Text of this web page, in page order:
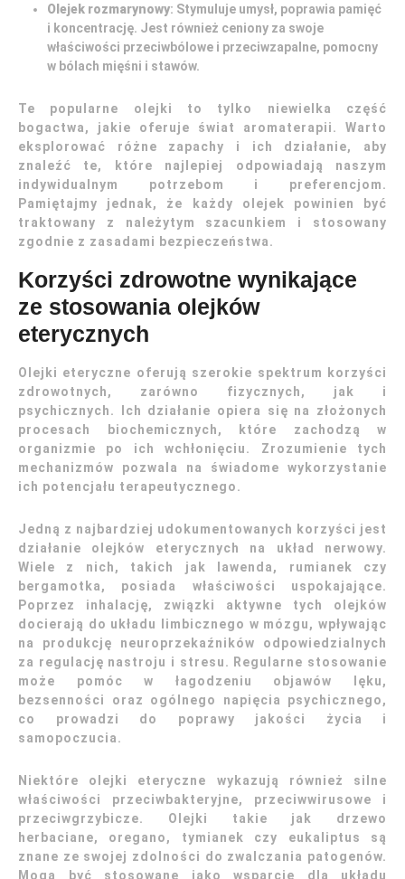
Olejek rozmarynowy: Stymuluje umysł, poprawia pamięć
i koncentrację. Jest również ceniony za swoje
właściwości przeciwbólowe i przeciwzapalne, pomocny
w bólach mięśni i stawów.
Te popularne olejki to tylko niewielka część
bogactwa, jakie oferuje świat aromaterapii. Warto
eksplorować różne zapachy i ich działanie, aby
znaleźć te, które najlepiej odpowiadają naszym
indywidualnym potrzebom i preferencjom.
Pamiętajmy jednak, że każdy olejek powinien być
traktowany z należytym szacunkiem i stosowany
zgodnie z zasadami bezpieczeństwa.
Korzyści zdrowotne wynikające
ze stosowania olejków
eterycznych
Olejki eteryczne oferują szerokie spektrum korzyści
zdrowotnych, zarówno fizycznych, jak i
psychicznych. Ich działanie opiera się na złożonych
procesach biochemicznych, które zachodzą w
organizmie po ich wchłonięciu. Zrozumienie tych
mechanizmów pozwala na świadome wykorzystanie
ich potencjału terapeutycznego.
Jedną z najbardziej udokumentowanych korzyści jest
działanie olejków eterycznych na układ nerwowy.
Wiele z nich, takich jak lawenda, rumianek czy
bergamotka, posiada właściwości uspokajające.
Poprzez inhalację, związki aktywne tych olejków
docierają do układu limbicznego w mózgu, wpływając
na produkcję neuroprzekaźników odpowiedzialnych
za regulację nastroju i stresu. Regularne stosowanie
może pomóc w łagodzeniu objawów lęku,
bezsenności oraz ogólnego napięcia psychicznego,
co prowadzi do poprawy jakości życia i
samopoczucia.
Niektóre olejki eteryczne wykazują również silne
właściwości przeciwbakteryjne, przeciwwirusowe i
przeciwgrzybicze. Olejki takie jak drzewo
herbaciane, oregano, tymianek czy eukaliptus są
znane ze swojej zdolności do zwalczania patogenów.
Mogą być stosowane jako wsparcie dla układu